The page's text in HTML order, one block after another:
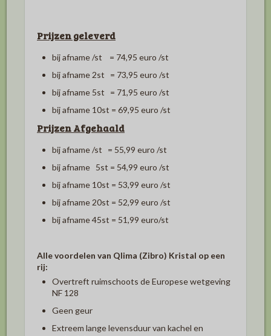
Prijzen geleverd
bij afname /st = 74,95 euro /st
bij afname 2st = 73,95 euro /st
bij afname 5st = 71,95 euro /st
bij afname 10st = 69,95 euro /st
Prijzen Afgehaald
bij afname /st = 55,99 euro /st
bij afname 5st = 54,99 euro /st
bij afname 10st = 53,99 euro /st
bij afname 20st = 52,99 euro /st
bij afname 45st = 51,99 euro/st
Alle voordelen van Qlima (Zibro) Kristal op een
rij:
Overtreft ruimschoots de Europese wetgeving
NF 128
Geen geur
Extreem lange levensduur van kachel en